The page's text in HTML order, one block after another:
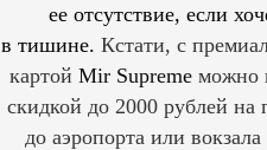
ее отсутствие, если
в тишине. Кстати, с
картой Mir Supreme можно
скидкой до 2000 рублей на
до аэропорта или